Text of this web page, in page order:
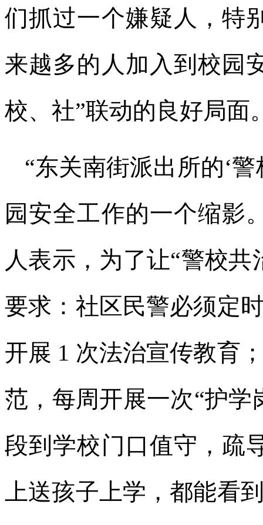
们抓过一个嫌疑人，特
来越多的人加入到校园
校、社”联动的良好局面
“东关南街派出所的‘
园安全工作的一个缩影
人表示，为了让“警校
要求：社区民警必须定
开展 1 次法治宣传教育
范，每周开展一次“护
段到学校门口值守，疏
上送孩子上学，都能看